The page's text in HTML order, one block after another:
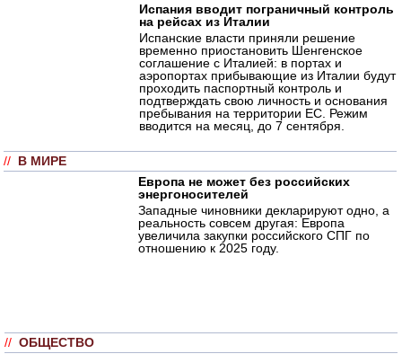
Испания вводит пограничный контроль
на рейсах из Италии
Испанские власти приняли решение
временно приостановить Шенгенское
соглашение с Италией: в портах и
аэропортах прибывающие из Италии будут
проходить паспортный контроль и
подтверждать свою личность и основания
пребывания на территории ЕС. Режим
вводится на месяц, до 7 сентября.
// В МИРЕ
Европа не может без российских
энергоносителей
Западные чиновники декларируют одно, а
реальность совсем другая: Европа
увеличила закупки российского СПГ по
отношению к 2025 году.
// ОБЩЕСТВО